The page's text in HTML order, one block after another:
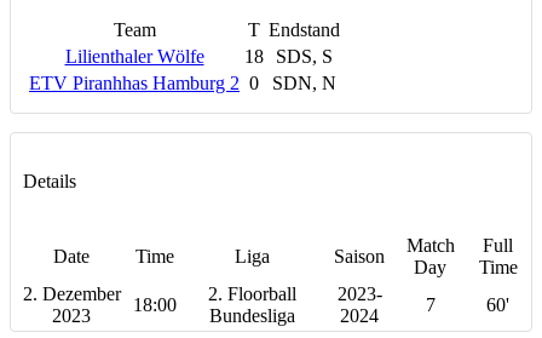
Team T Endstand
Lilienthaler Wölfe
18
SDS, S
ETV Piranhhas Hamburg 2 0 SDN, N
Details
Date Time Liga Saison
Match
Day
Full
Time
2. Dezember
2023
18:00
2. Floorball
Bundesliga
2023-
2024
7 60'